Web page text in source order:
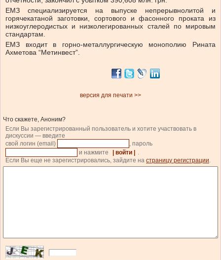
ЕМЗ специализируется на выпуске непрерывнолитой и
горячекатаной заготовки, сортового и фасонного проката из
низкоуглеродистых и низколегированных сталей по мировым
стандартам.
ЕМЗ входит в горно-металлургическую монополию Рината
Ахметова “Метинвест”.
версия для печати >>
Что скажете, Аноним?
Если Вы зарегистрированный пользователь и хотите участвовать в
дискуссии — введите
свой логин (email)
, пароль
и нажмите
| войти |
.
Если Вы еще не зарегистрировались, зайдите на страницу регистрации.